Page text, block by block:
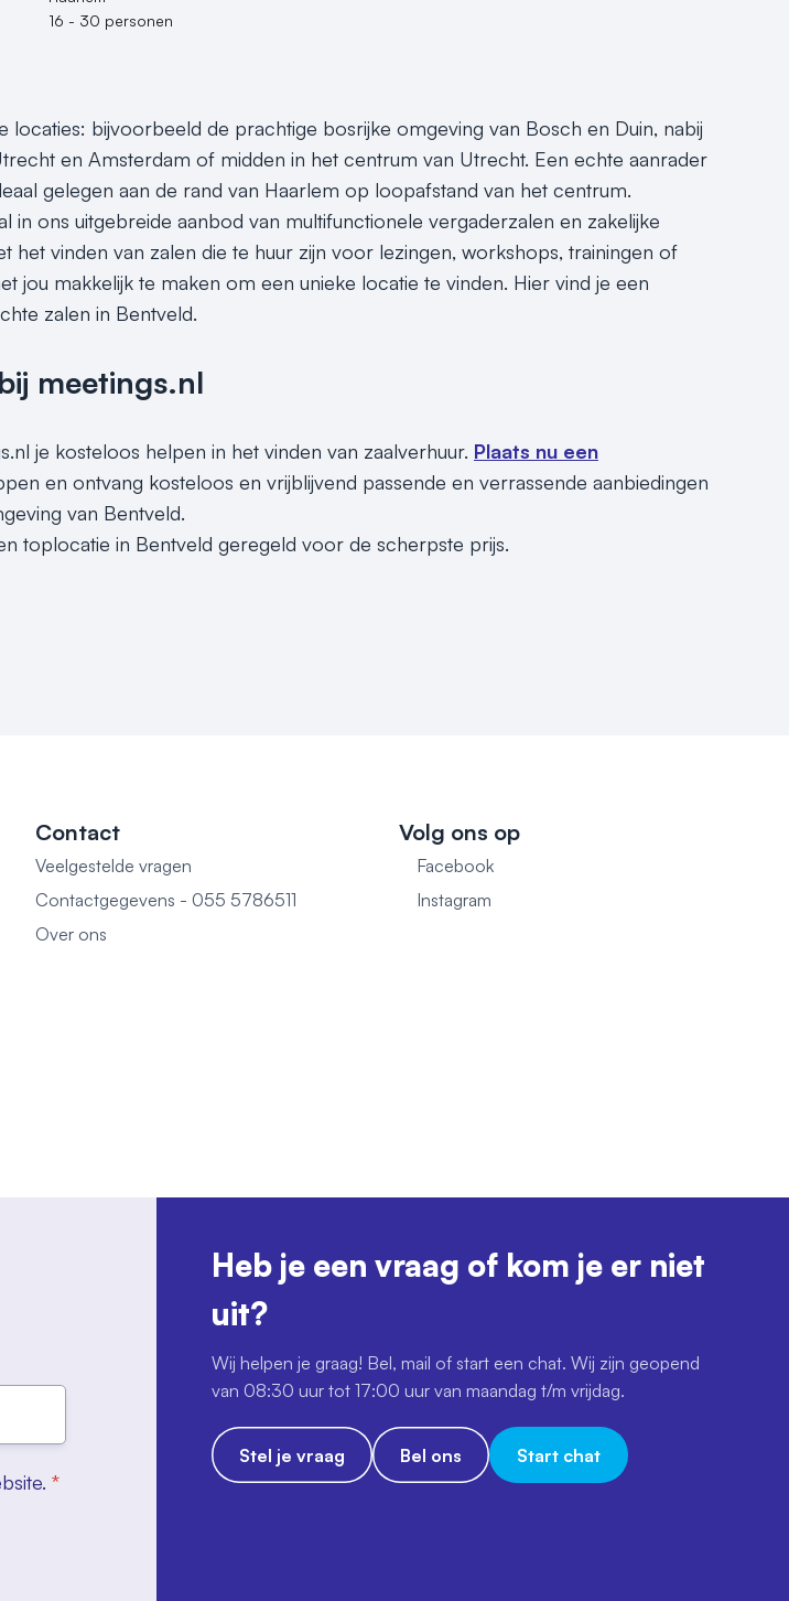
16 - 30 personen
locaties: bijvoorbeeld de prachtige bosrijke omgeving van Bosch en Duin, nabij
en Amsterdam of midden in het centrum van Utrecht. Een echte aanrader
gelegen aan de rand van Haarlem op loopafstand van het centrum.
in ons uitgebreide aanbod van multifunctionele vergaderzalen en zakelijke
het vinden van zalen die te huur zijn voor lezingen, workshops, trainingen of
jou makkelijk te maken om een unieke locatie te vinden. Hier vind je een
zalen in Bentveld.
meetings.nl
je kosteloos helpen in het vinden van zaalverhuur. Plaats nu een
en ontvang kosteloos en vrijblijvend passende en verrassende aanbiedingen
van Bentveld.
toplocatie in Bentveld geregeld voor de scherpste prijs.
Contact
Veelgestelde vragen
Contactgegevens - 055 5786511
Over ons
Volg ons op
Facebook
Instagram
*
Heb je een vraag of kom je er niet
uit?
Wij helpen je graag! Bel, mail of start een chat. Wij zijn geopend
van 08:30 uur tot 17:00 uur van maandag t/m vrijdag.
Stel je vraag Bel ons Start chat